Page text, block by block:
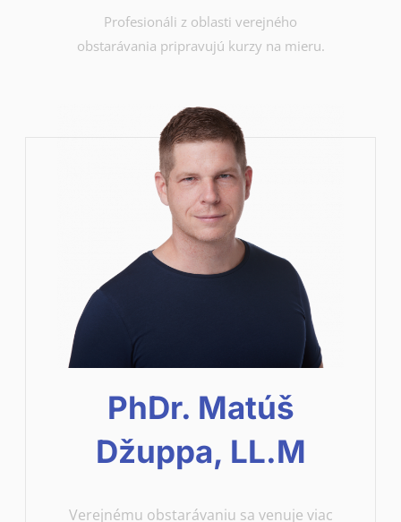
Profesionáli z oblasti verejného
obstarávania pripravujú kurzy na mieru.
PhDr. Matúš
Džuppa, LL.M
Verejnému obstarávaniu sa venuje viac